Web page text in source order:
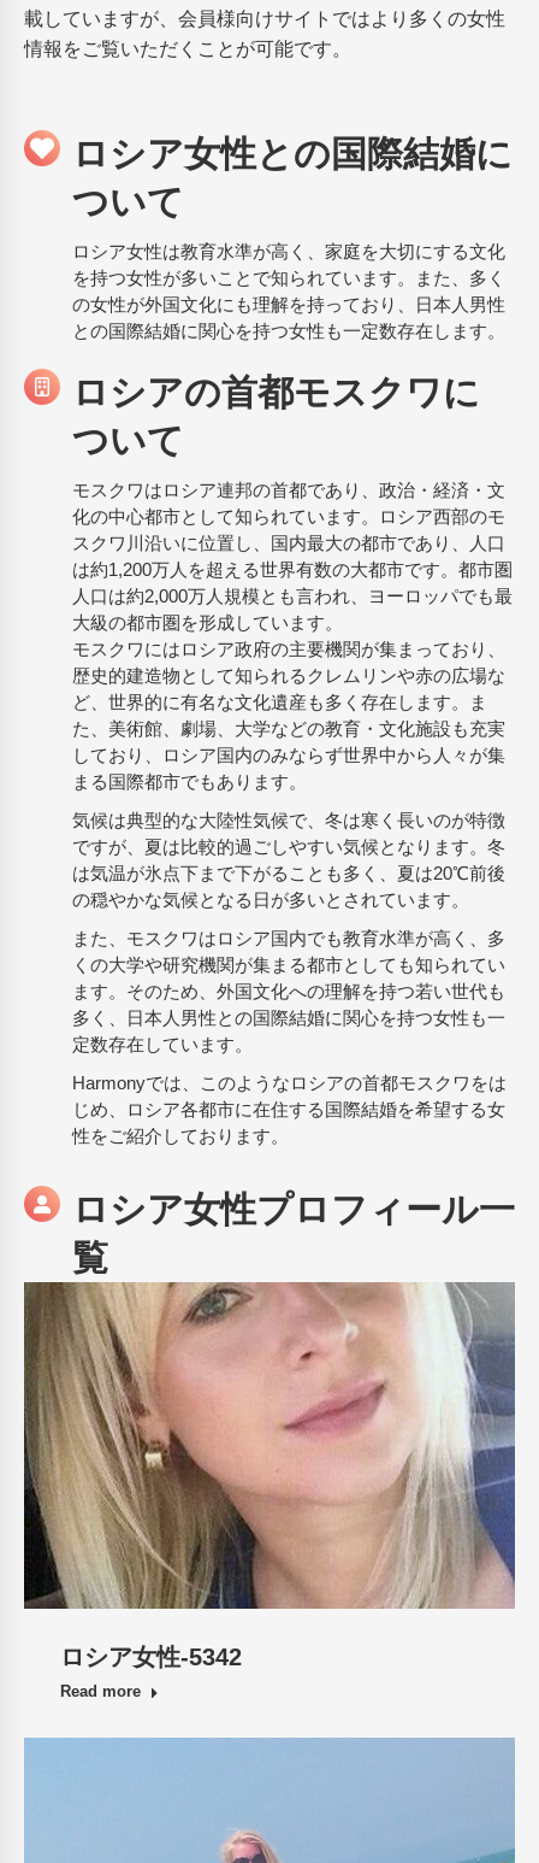
載していますが、会員様向けサイトではより多くの女性
情報をご覧いただくことが可能です。
ロシア女性との国際結婚に
ついて
ロシア女性は教育水準が高く、家庭を大切にする文化
を持つ女性が多いことで知られています。また、多く
の女性が外国文化にも理解を持っており、日本人男性
との国際結婚に関心を持つ女性も一定数存在します。
ロシアの首都モスクワに
ついて
モスクワはロシア連邦の首都であり、政治・経済・文
化の中心都市として知られています。ロシア西部のモ
スクワ川沿いに位置し、国内最大の都市であり、人口
は約1,200万人を超える世界有数の大都市です。都市圏
人口は約2,000万人規模とも言われ、ヨーロッパでも最
大級の都市圏を形成しています。
モスクワにはロシア政府の主要機関が集まっており、
歴史的建造物として知られるクレムリンや赤の広場な
ど、世界的に有名な文化遺産も多く存在します。ま
た、美術館、劇場、大学などの教育・文化施設も充実
しており、ロシア国内のみならず世界中から人々が集
まる国際都市でもあります。
気候は典型的な大陸性気候で、冬は寒く長いのが特徴
ですが、夏は比較的過ごしやすい気候となります。冬
は気温が氷点下まで下がることも多く、夏は20℃前後
の穏やかな気候となる日が多いとされています。
また、モスクワはロシア国内でも教育水準が高く、多
くの大学や研究機関が集まる都市としても知られてい
ます。そのため、外国文化への理解を持つ若い世代も
多く、日本人男性との国際結婚に関心を持つ女性も一
定数存在しています。
Harmonyでは、このようなロシアの首都モスクワをは
じめ、ロシア各都市に在住する国際結婚を希望する女
性をご紹介しております。
ロシア女性プロフィール一
覧
ロシア女性-5342
Read more